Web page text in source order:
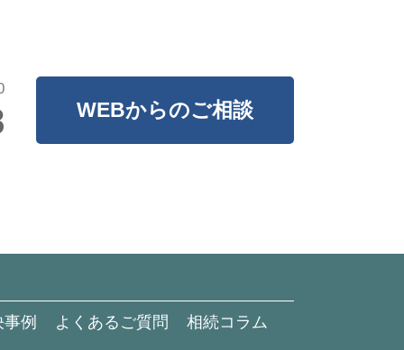
WEBからのご相談
例 よくあるご質問 相続コラム